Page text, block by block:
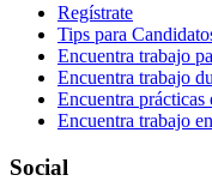
Regístrate
Tips para
Encuentra trabajo
Encuentra trabajo
Encuentra prácticas
Encuentra trabajo
Social